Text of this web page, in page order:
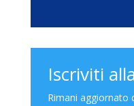
Iscriviti
Rimani aggiornato